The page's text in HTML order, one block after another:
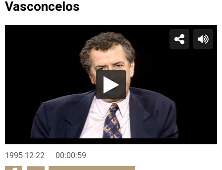
Vasconcelos
1995-12-22 00:00:59